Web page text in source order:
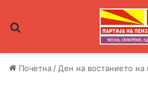
Почетна / Ден на востанието на